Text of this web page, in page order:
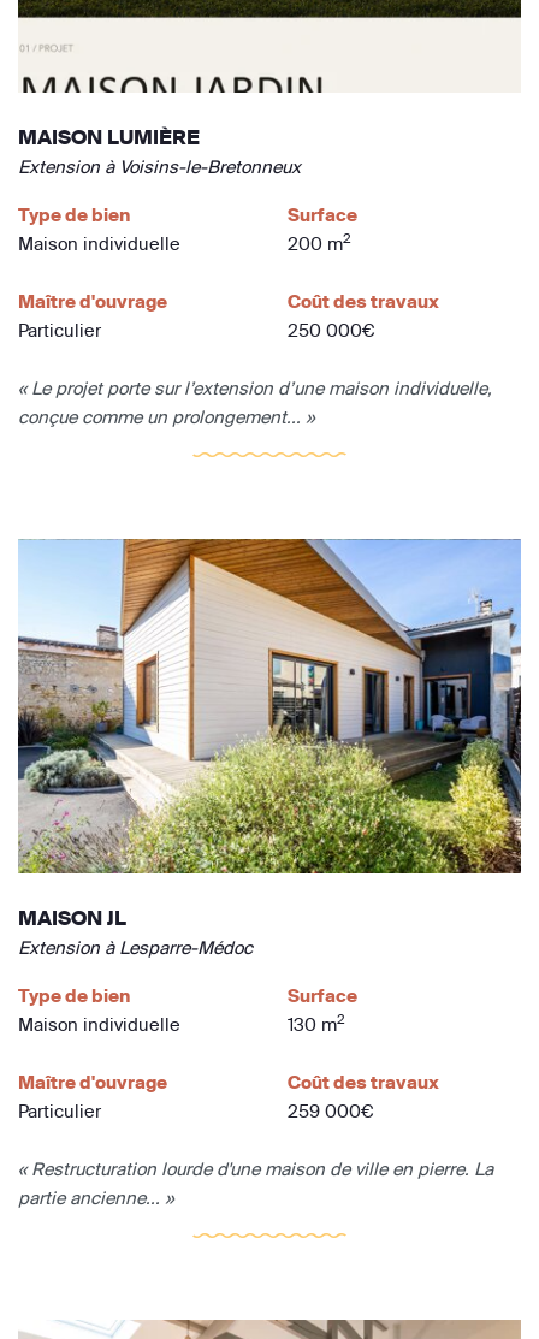
MAISON LUMIÈRE
Extension à Voisins-le-Bretonneux
Type de bien
Maison individuelle
Surface
200 m2
Maître d'ouvrage
Particulier
Coût des travaux
250 000€
« Le projet porte sur l’extension d’une maison individuelle,
conçue comme un prolongement... »
MAISON JL
Extension à Lesparre-Médoc
Type de bien
Maison individuelle
Surface
130 m2
Maître d'ouvrage
Particulier
Coût des travaux
259 000€
« Restructuration lourde d'une maison de ville en pierre. La
partie ancienne... »